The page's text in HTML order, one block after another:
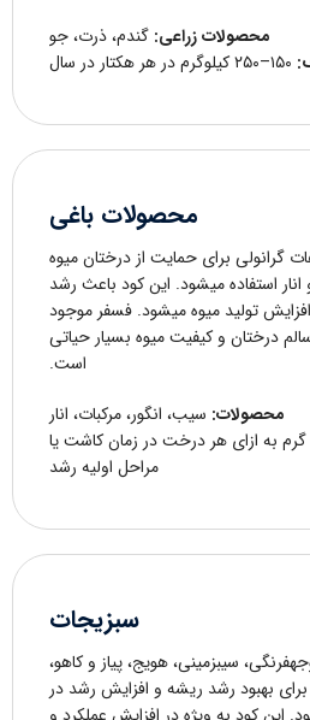
محصولات زراعی: گندم، ذرت، جو
محصولات باغی
گرانولی برای حمایت از درختان میوه
انار استفاده میشود. این کود باعث رشد
تولید میوه میشود. فسفر موجود
درختان و کیفیت میوه بسیار حیاتی
است.
محصولات: سیب، انگور، مرکبات، انار
۲۰۰–۳۰۰ گرم به ازای هر درخت در زمان کاشت یا
مراحل اولیه رشد
سبزیجات
سیبزمینی، هویج، پیاز و کاهو،
بهبود رشد ریشه و افزایش رشد در